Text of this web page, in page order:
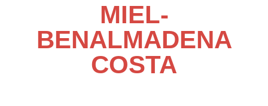
MIEL-
BENALMADENA
COSTA